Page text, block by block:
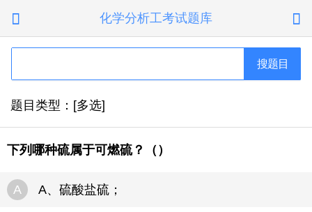
 化学分析工考试题库 
搜题目
题目类型：[多选]
下列哪种硫属于可燃硫？（）
A A、硫酸盐硫；